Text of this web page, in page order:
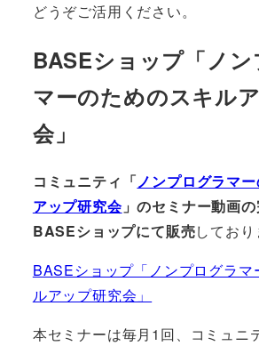
どうぞご活用ください。
BASEショップ「ノン
マーのためのスキル
会」
コミュニティ「ノンプログラマ
アップ研究会」のセミナー動画の
BASEショップにて販売しており
BASEショップ「ノンプログラマ
ルアップ研究会」
本セミナーは毎月1回、コミュニ